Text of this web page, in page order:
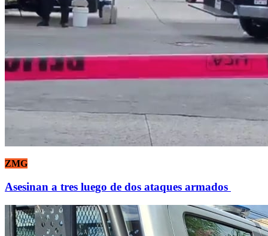
ZMG
Asesinan a tres luego de dos ataques armados